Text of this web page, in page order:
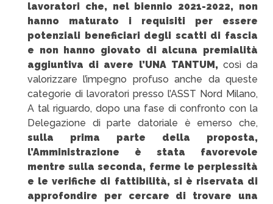
lavoratori che, nel biennio 2021-2022, non
hanno maturato i requisiti per essere
potenziali beneficiari degli scatti di fascia
e non hanno giovato di alcuna premialità
aggiuntiva di avere l’UNA TANTUM, così da
valorizzare l’impegno profuso anche da queste
categorie di lavoratori presso l’ASST Nord Milano,
A tal riguardo, dopo una fase di confronto con la
Delegazione di parte datoriale è emerso che,
sulla prima parte della proposta,
l’Amministrazione è stata favorevole
mentre sulla seconda, ferme le perplessità
e le verifiche di fattibilità, si è riservata di
approfondire per cercare di trovare una